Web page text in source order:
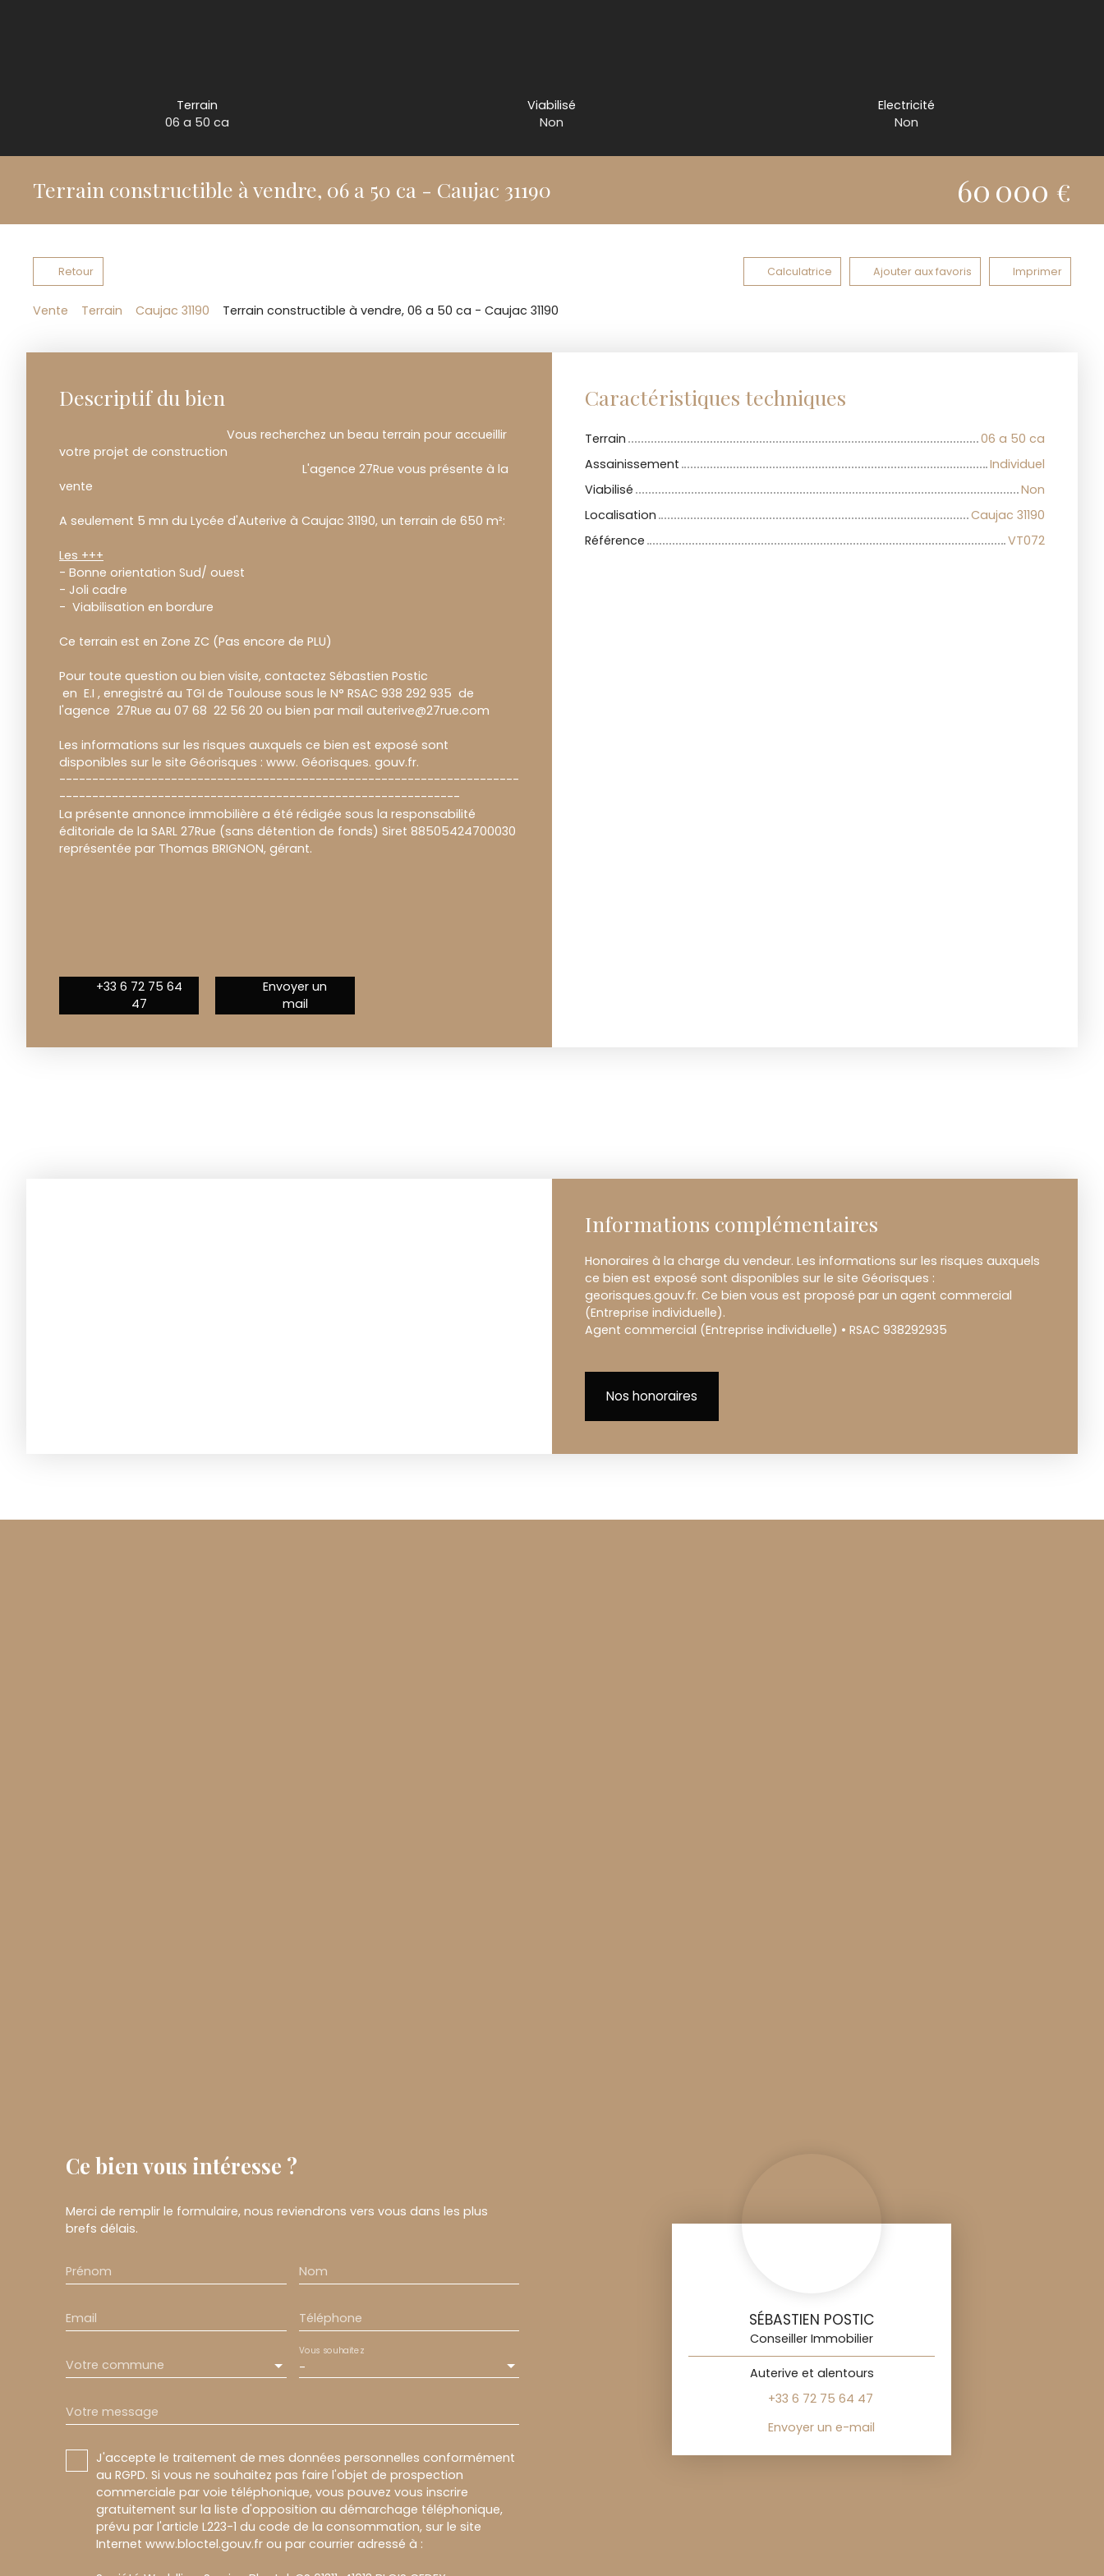
Terrain
06 a 50 ca
Viabilisé
Non
Electricité
Non
Terrain constructible à vendre, 06 a 50 ca - Caujac 31190 60 000 €
Retour Calculatrice Ajouter aux favoris Imprimer
Vente Terrain Caujac 31190 Terrain constructible à vendre, 06 a 50 ca - Caujac 31190
Descriptif du bien
Vous recherchez un beau terrain pour accueillir
votre projet de construction
L'agence 27Rue vous présente à la
vente
A seulement 5 mn du Lycée d'Auterive à Caujac 31190, un terrain de 650 m²:
Les +++
- Bonne orientation Sud/ ouest
- Joli cadre
- Viabilisation en bordure
Ce terrain est en Zone ZC (Pas encore de PLU)
Pour toute question ou bien visite, contactez Sébastien Postic
en E.I , enregistré au TGI de Toulouse sous le N° RSAC 938 292 935 de
l'agence 27Rue au 07 68 22 56 20 ou bien par mail auterive@27rue.com
Les informations sur les risques auxquels ce bien est exposé sont
disponibles sur le site Géorisques : www. Géorisques. gouv.fr.
----------------------------------------------------------------------
-------------------------------------------------------------
La présente annonce immobilière a été rédigée sous la responsabilité
éditoriale de la SARL 27Rue (sans détention de fonds) Siret 88505424700030
représentée par Thomas BRIGNON, gérant.
+33 6 72 75 64
47
Envoyer un
mail
Caractéristiques techniques
Terrain
06 a 50 ca
Assainissement
Individuel
Viabilisé
Non
Localisation
Caujac 31190
Référence
VT072
Informations complémentaires
Honoraires à la charge du vendeur. Les informations sur les risques auxquels
ce bien est exposé sont disponibles sur le site Géorisques :
georisques.gouv.fr. Ce bien vous est proposé par un agent commercial
(Entreprise individuelle).
Agent commercial (Entreprise individuelle) • RSAC 938292935
Nos honoraires
Ce bien vous intéresse ?
Merci de remplir le formulaire, nous reviendrons vers vous dans les plus
brefs délais.
Prénom Nom
Email Téléphone
Votre commune -
Vous souhaitez
Votre message
J'accepte le traitement de mes données personnelles conformément
au RGPD. Si vous ne souhaitez pas faire l'objet de prospection
commerciale par voie téléphonique, vous pouvez vous inscrire
gratuitement sur la liste d'opposition au démarchage téléphonique,
prévu par l'article L223-1 du code de la consommation, sur le site
Internet www.bloctel.gouv.fr ou par courrier adressé à :
SÉBASTIEN POSTIC
Conseiller Immobilier
Auterive et alentours
+33 6 72 75 64 47
Envoyer un e-mail